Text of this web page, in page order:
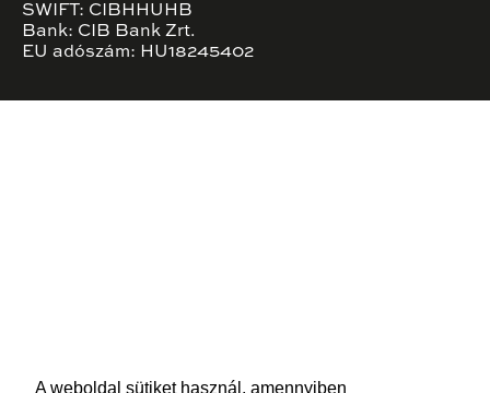
A weboldal sütiket használ, amennyiben
SWIFT: CIBHHUHB
Bank: CIB Bank Zrt.
EU adószám: HU18245402